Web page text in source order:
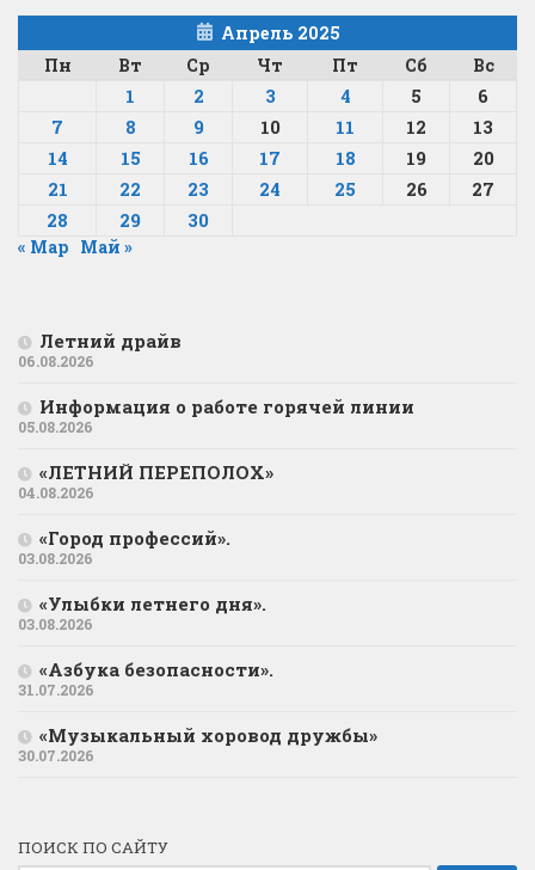
Апрель 2025
Пн
Вт Ср Чт Пт Сб Вс
1 2 3 4 5
6
7
8 9 10 11 12
13
14
15 16 17 18 19
20
21
22 23 24 25 26
27
28
29 30
« Мар Май »
Летний драйв
06.08.2026
Информация о работе горячей линии
05.08.2026
«ЛЕТНИЙ ПЕРЕПОЛОХ»
04.08.2026
«Город профессий».
03.08.2026
«Улыбки летнего дня».
03.08.2026
«Азбука безопасности».
31.07.2026
«Музыкальный хоровод дружбы»
30.07.2026
ПОИСК ПО САЙТУ